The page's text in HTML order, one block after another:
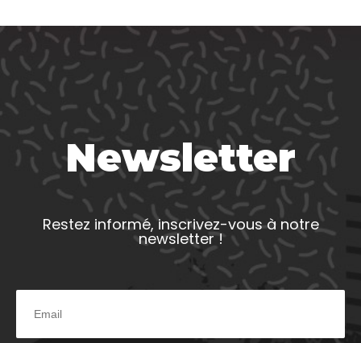
Newsletter
Restez informé, inscrivez-vous à notre
newsletter !